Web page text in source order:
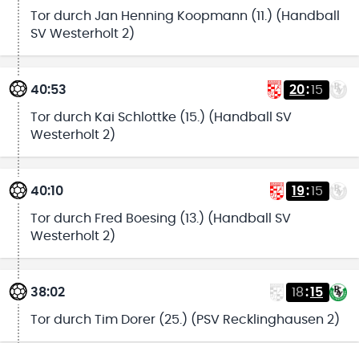
Tor durch Jan Henning Koopmann (11.) (Handball
SV Westerholt 2)
40:53 20:15
Tor durch Kai Schlottke (15.) (Handball SV
Westerholt 2)
40:10 19:15
Tor durch Fred Boesing (13.) (Handball SV
Westerholt 2)
38:02 18:15
Tor durch Tim Dorer (25.) (PSV Recklinghausen 2)